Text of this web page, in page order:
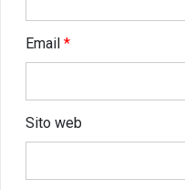
Email *
Sito web